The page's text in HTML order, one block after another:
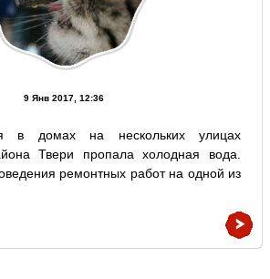
9 Янв 2017, 12:36
в домах на нескольких улицах
Твери пропала холодная вода.
ремонтных работ на одной из